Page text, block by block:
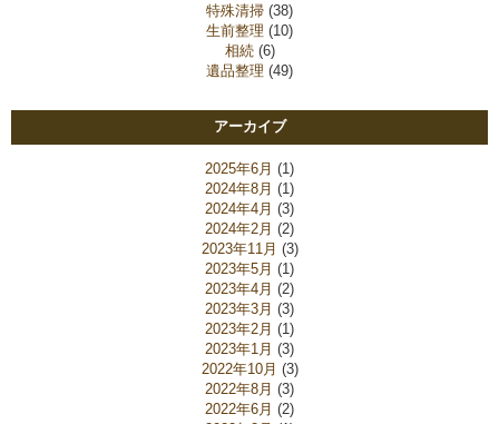
特殊清掃 (38)
生前整理 (10)
相続(6)
遺品整理 (49)
アーカイブ
2025年6月 (1)
2024年8月 (1)
2024年4月 (3)
2024年2月 (2)
2023年11月 (3)
2023年5月 (1)
2023年4月 (2)
2023年3月 (3)
2023年2月 (1)
2023年1月 (3)
2022年10月 (3)
2022年8月 (3)
2022年6月 (2)